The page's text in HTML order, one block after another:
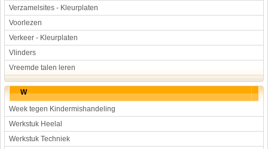
Verzamelsites - Kleurplaten
Voorlezen
Verkeer - Kleurplaten
Vlinders
Vreemde talen leren
W
Week tegen Kindermishandeling
Werkstuk Heelal
Werkstuk Techniek